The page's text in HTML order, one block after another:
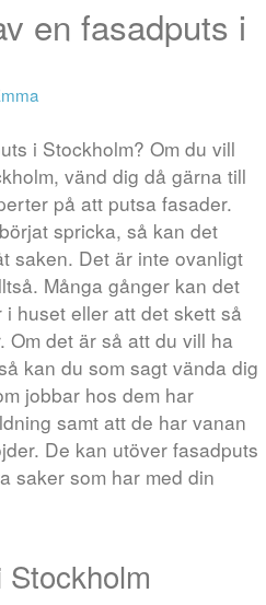
en fasadputs i
i Stockholm? Om du vill
vänd dig då gärna till
på att putsa fasader.
spricka, så kan det
saken. Det är inte ovanligt
Många gånger kan det
huset eller att det skett så
Om det är så att du vill ha
kan du som sagt vända dig
jobbar hos dem har
samt att de har vanan
De kan utöver fasadputs
saker som har med din